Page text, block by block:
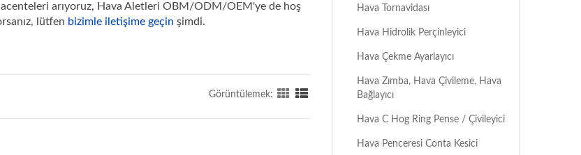
arıyoruz, Hava Aletleri OBM/ODM/OEM'ye de hoş
lütfen bizimle iletişime geçin şimdi.
Görüntülemek:
Hava Tornavidası
Hava Hidrolik Perçinleyici
Hava Çekme Ayarlayıcı
Hava Zımba, Hava Çivileme, Hava
Bağlayıcı
Hava C Hog Ring Pense / Çivileyici
Hava Penceresi Conta Kesici